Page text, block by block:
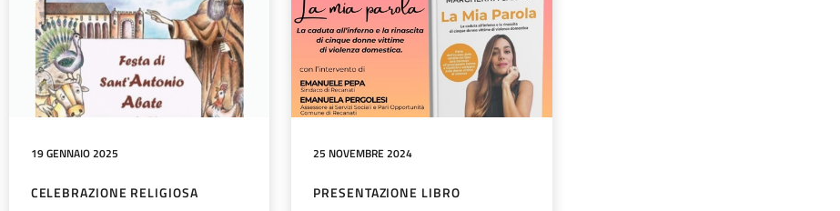
19 GENNAIO 2025
CELEBRAZIONE RELIGIOSA
25 NOVEMBRE 2024
PRESENTAZIONE LIBRO